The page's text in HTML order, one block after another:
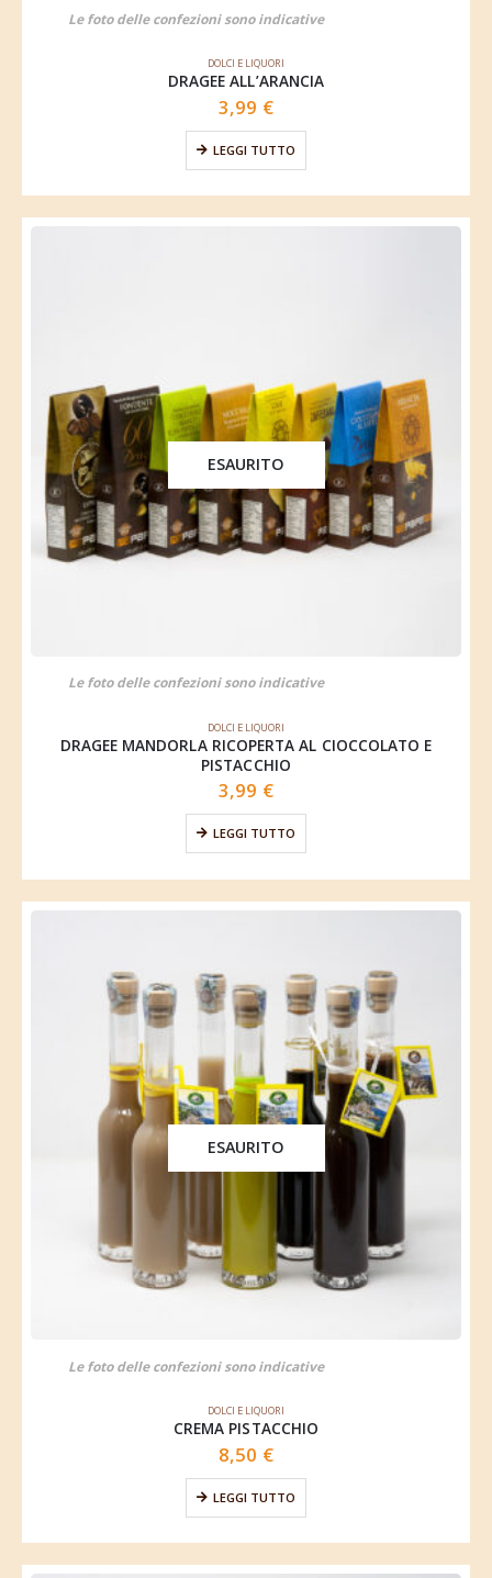
Le foto delle confezioni sono indicative
DOLCI E LIQUORI
DRAGEE ALL’ARANCIA
3,99 €
LEGGI TUTTO
ESAURITO
Le foto delle confezioni sono indicative
DOLCI E LIQUORI
DRAGEE MANDORLA RICOPERTA AL CIOCCOLATO E
PISTACCHIO
3,99 €
LEGGI TUTTO
ESAURITO
Le foto delle confezioni sono indicative
DOLCI E LIQUORI
CREMA PISTACCHIO
8,50 €
LEGGI TUTTO